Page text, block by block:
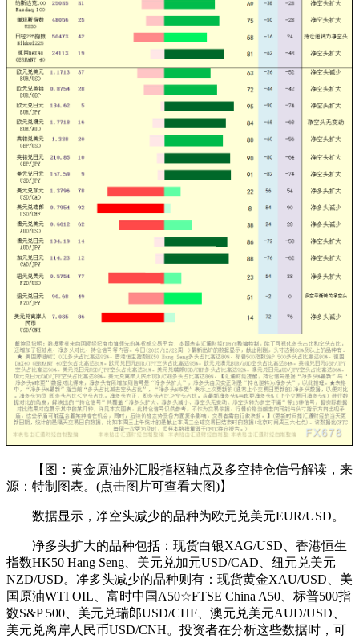
【图：黄金原油外汇股指枢轴点及多空持仓信号解读，来
源：特制图表。(点击图片可查看大图)】
数据显示，净空头减少的品种为欧元兑美元EUR/USD。
净多头扩大的品种包括：现货白银XAG/USD、香港恒生
指数HK50 Hang Seng、美元兑加元USD/CAD、纽元兑美元
NZD/USD。净多头减少的品种则有：现货黄金XAU/USD、美
国原油WTI OIL、富时中国A50☆FTSE China A50、标普500指
数S&P 500、美元兑瑞郎USD/CHF、澳元兑美元AUD/USD、
美元兑离岸人民币USD/CNH。投资者在分析这些数据时，可